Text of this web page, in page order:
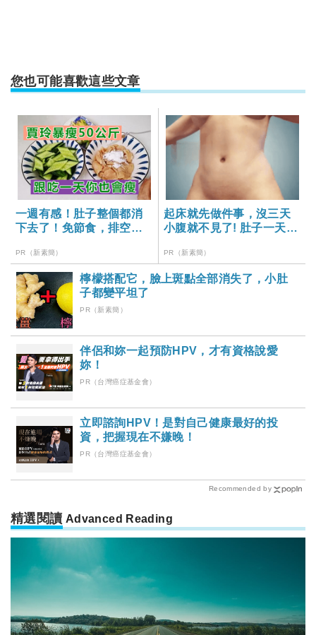
您也可能喜歡這些文章
一週有感！肚子整個都消
下去了！免節食，排空順
PR（新素簡）
起床就先做件事，沒三天
小腹就不見了! 肚子一天天
PR（新素簡）
檸檬搭配它，臉上斑點全部消失了，小肚
子都變平坦了
PR（新素簡）
伴侶和妳一起預防HPV，才有資格說愛
妳！
PR（台灣癌症基金會）
立即諮詢HPV！是對自己健康最好的投
資，把握現在不嫌晚！
PR（台灣癌症基金會）
Recommended by
精選閱讀 Advanced Reading